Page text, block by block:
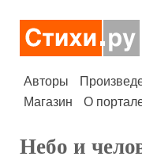
Авторы
Магазин
О
Небо и